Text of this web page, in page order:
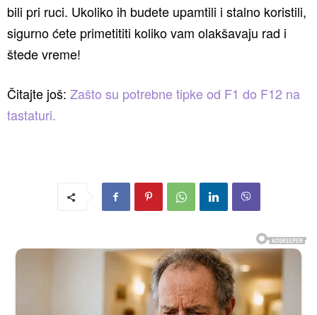
bili pri ruci. Ukoliko ih budete upamtili i stalno koristili,
sigurno ćete primetititi koliko vam olakšavaju rad i
štede vreme!
Čitajte još: Zašto su potrebne tipke od F1 do F12 na
tastaturi.